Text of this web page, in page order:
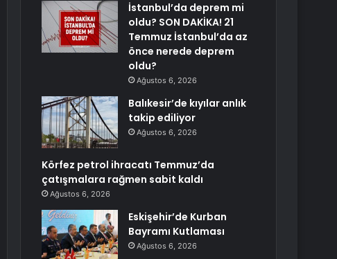
İstanbul’da deprem mi
oldu? SON DAKİKA! 21
Temmuz İstanbul’da az
önce nerede deprem
oldu?
Ağustos 6, 2026
Balıkesir’de kıyılar anlık
takip ediliyor
Ağustos 6, 2026
Körfez petrol ihracatı Temmuz’da
çatışmalara rağmen sabit kaldı
Ağustos 6, 2026
Eskişehir’de Kurban
Bayramı Kutlaması
Ağustos 6, 2026